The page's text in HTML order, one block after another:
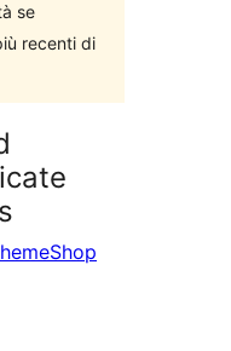
se
recenti di